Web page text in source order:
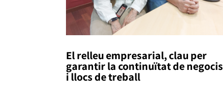
El relleu empresarial, clau per
garantir la continuïtat de negocis
i llocs de treball